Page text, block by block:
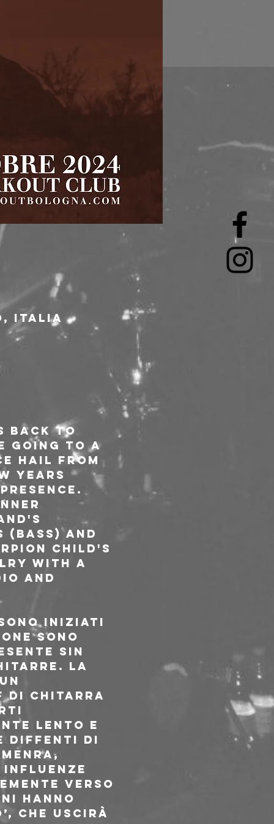
Italia
back to
going to a
hail from
years
(bass) and
Child's
with a
and
iniziati
sono
sin
La
di chitarra
lento e
diffenti di
influenze
verso
hanno
che uscirà